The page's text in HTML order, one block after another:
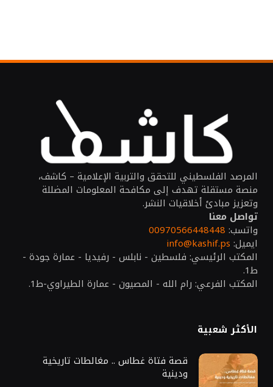
المرصد الفلسطيني للتحقق والتربية الإعلامية – كاشف،
منصة مستقلة تهدف إلى مكافحة المعلومات المضللة
وتعزيز مبادئ أخلاقيات النشر.
تواصل معنا
واتسب: 00970566448448
ايميل: info@kashif.ps
المكتب الرئيسي: فلسطين - نابلس - رفيديا - عمارة جودة -
ط1.
المكتب الفرعي: رام الله - المصيون - عمارة الطيراوي-ط1.
الأكثر شعبية
قصة فتاة غطاس .. مغالطات تاريخية
ودينية